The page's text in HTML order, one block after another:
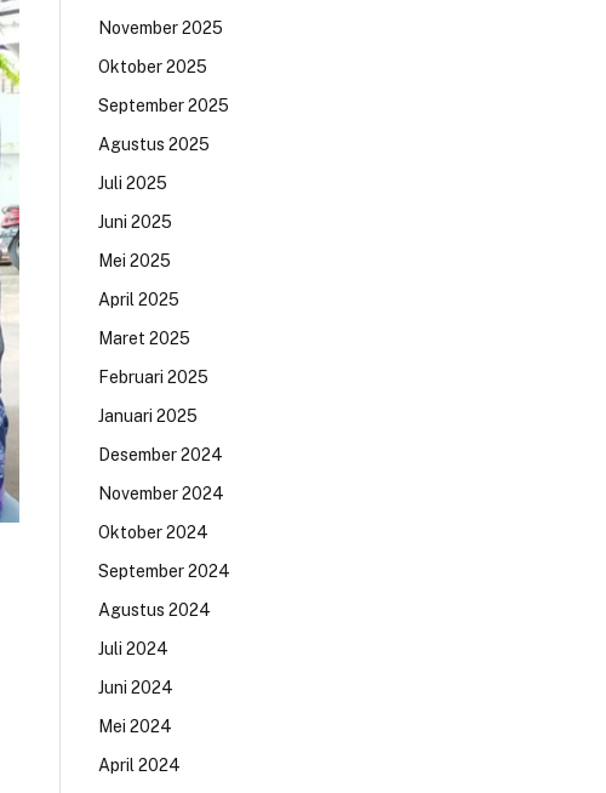
November 2025
Oktober 2025
September 2025
Agustus 2025
Juli 2025
Juni 2025
Mei 2025
April 2025
Maret 2025
Februari 2025
Januari 2025
Desember 2024
November 2024
Oktober 2024
September 2024
Agustus 2024
Juli 2024
Juni 2024
Mei 2024
April 2024